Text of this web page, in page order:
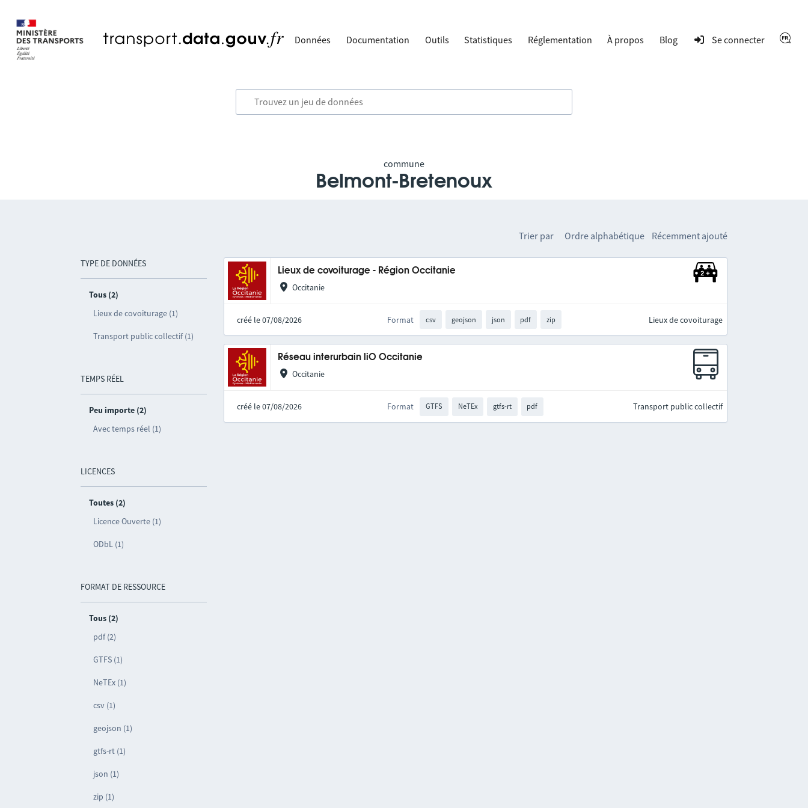
Données Documentation Outils Statistiques Réglementation À propos Blog Se connecter
commune
Belmont-Bretenoux
TYPE DE DONNÉES
Tous (2)
Lieux de covoiturage (1)
Transport public collectif (1)
TEMPS RÉEL
Peu importe (2)
Avec temps réel (1)
LICENCES
Toutes (2)
Licence Ouverte (1)
ODbL (1)
FORMAT DE RESSOURCE
Tous (2)
pdf (2)
GTFS (1)
NeTEx (1)
csv (1)
geojson (1)
gtfs-rt (1)
json (1)
zip (1)
Trier par Ordre alphabétique Récemment ajouté
Lieux de covoiturage - Région Occitanie
Occitanie
créé le 07/08/2026 Format csv geojson json pdf zip Lieux de covoiturage
Réseau interurbain liO Occitanie
Occitanie
créé le 07/08/2026 Format GTFS NeTEx gtfs-rt pdf Transport public collectif